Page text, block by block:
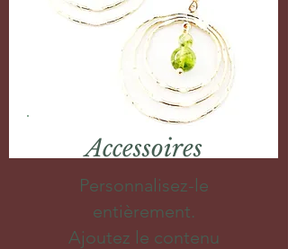
Accessoires
Personnalisez-le
entièrement.
Ajoutez le contenu